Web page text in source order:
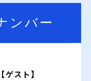
ンバー
スト】